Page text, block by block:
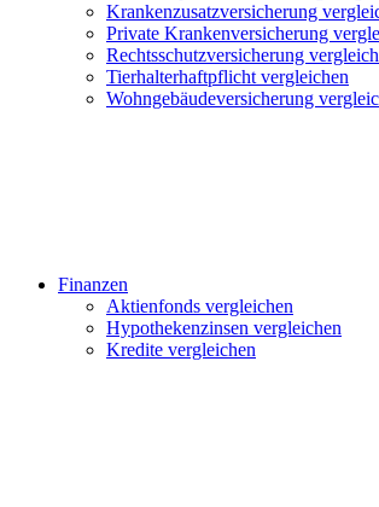
Krankenzusatzversicherung
Private Krankenversicherung
Rechtsschutzversicherung
Tierhalterhaftpflicht vergleichen
Wohngebäudeversicherung
Finanzen
Aktienfonds vergleichen
Hypothekenzinsen vergleichen
Kredite vergleichen